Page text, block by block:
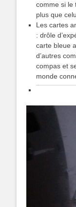
comme si le
plus que
Les cartes
: drôle
carte bleue
d’autres
compas et
monde